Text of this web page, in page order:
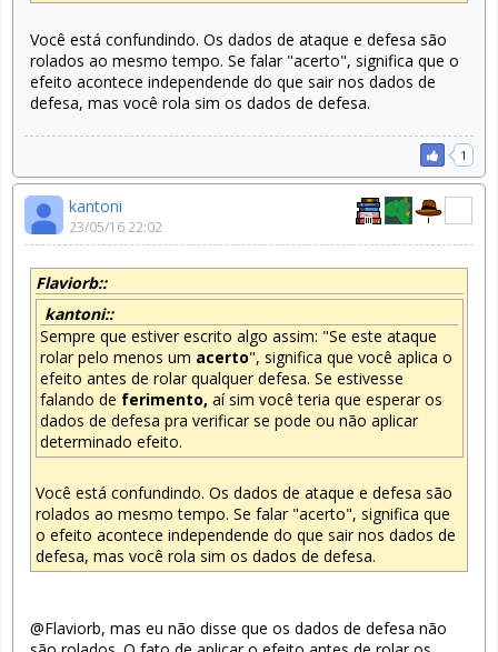
Você está confundindo. Os dados de ataque e defesa são
rolados ao mesmo tempo. Se falar "acerto", significa que o
efeito acontece independende do que sair nos dados de
defesa, mas você rola sim os dados de defesa.
1
kantoni
23/05/16 22:02
Flaviorb::
kantoni::
Sempre que estiver escrito algo assim: "Se este ataque
rolar pelo menos um acerto", significa que você aplica o
efeito antes de rolar qualquer defesa. Se estivesse
falando de ferimento, aí sim você teria que esperar os
dados de defesa pra verificar se pode ou não aplicar
determinado efeito.
Você está confundindo. Os dados de ataque e defesa são
rolados ao mesmo tempo. Se falar "acerto", significa que
o efeito acontece independende do que sair nos dados de
defesa, mas você rola sim os dados de defesa.
@Flaviorb, mas eu não disse que os dados de defesa não